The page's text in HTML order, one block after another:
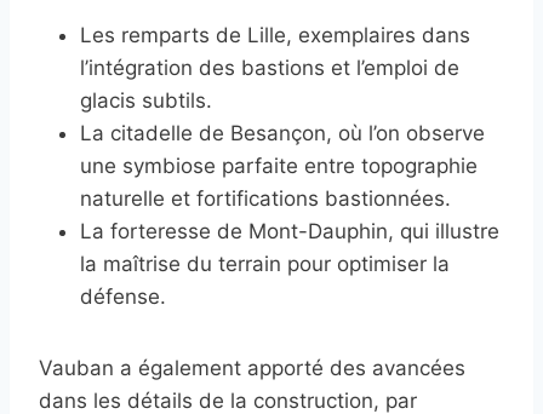
Les remparts de Lille, exemplaires dans
l’intégration des bastions et l’emploi de
glacis subtils.
La citadelle de Besançon, où l’on observe
une symbiose parfaite entre topographie
naturelle et fortifications bastionnées.
La forteresse de Mont-Dauphin, qui illustre
la maîtrise du terrain pour optimiser la
défense.
Vauban a également apporté des avancées
dans les détails de la construction, par